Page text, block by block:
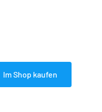
Im Shop kaufen